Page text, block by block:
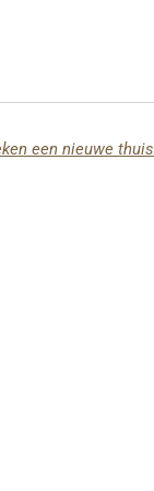
een nieuwe thuis